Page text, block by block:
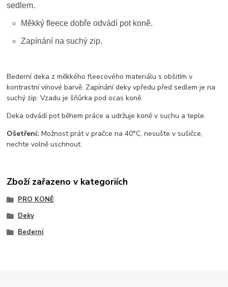
sedlem.
Měkký fleece dobře odvádí pot koně.
Zapínání na suchý zip.
Bederní deka z měkkého fleecového materiálu s obšitím v
kontrastní vínové barvě. Zapínání deky vpředu před sedlem je na
suchý zip. Vzadu je šňůrka pod ocas koně.
Deka odvádí pot během práce a udržuje koně v suchu a teple.
Ošetření: Možnost prát v pračce na 40°C, nesušte v sušičce,
nechte volně uschnout.
Zboží zařazeno v kategoriích
PRO KONĚ
Deky
Bederní